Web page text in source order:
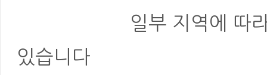
일부 지역에 따
있습니다